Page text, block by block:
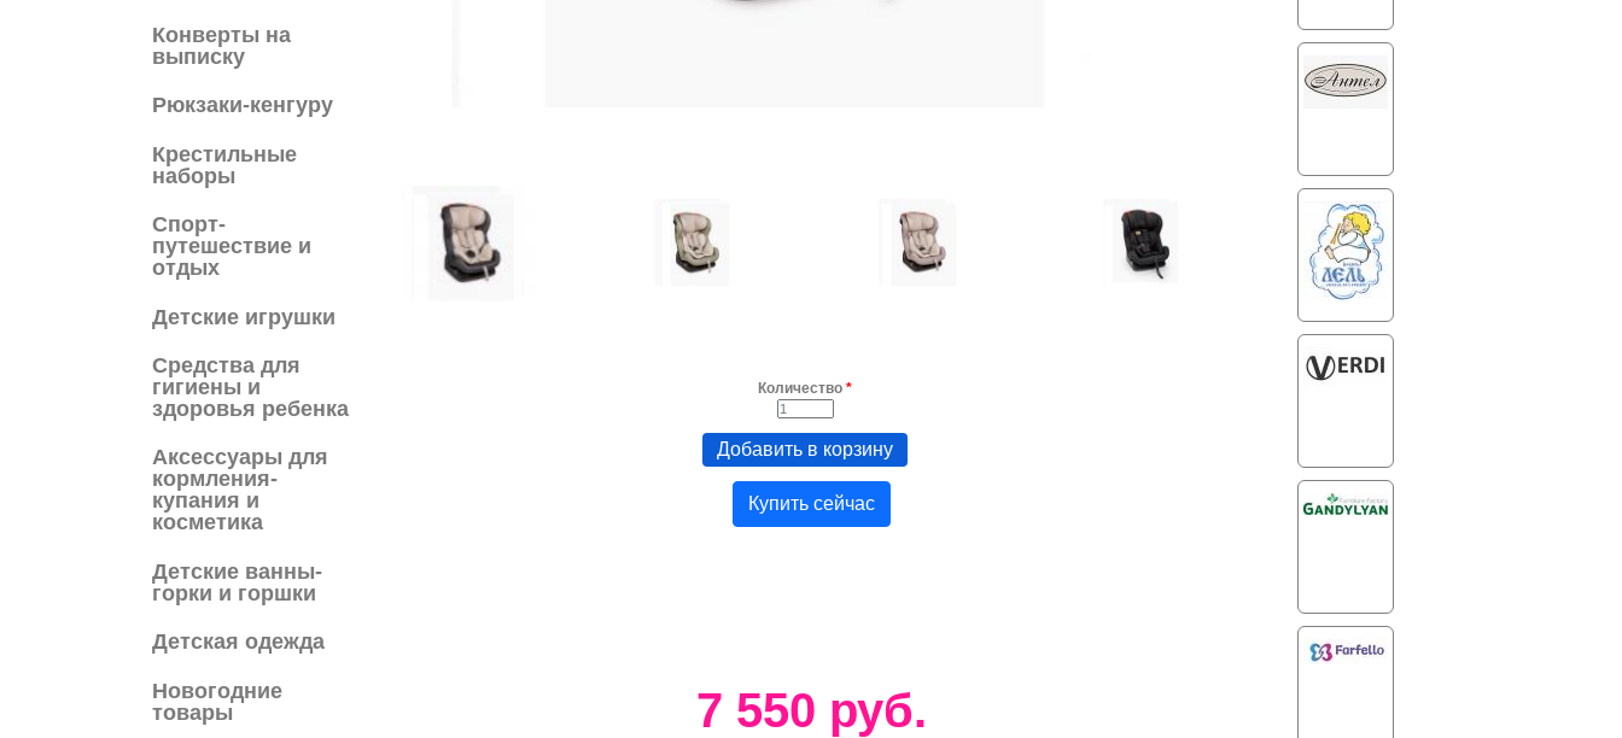
Конверты на
выписку
Рюкзаки-кенгуру
Крестильные
наборы
Спорт-
путешествие и
отдых
Детские игрушки
Средства для
гигиены и
здоровья ребенка
Аксессуары для
кормления-
купания и
косметика
Детские ванны-
горки и горшки
Детская одежда
Новогодние
товары
Количество *
Купить сейчас
7 550 руб.